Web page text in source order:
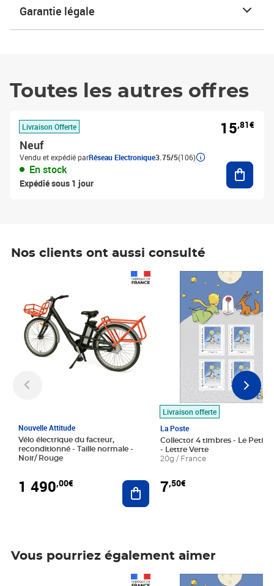
Garantie légale
Toutes les autres offres
Livraison Offerte
Neuf
Vendu et expédié parRéseau Electronique3.75/5(106)
En stock
Expédié sous 1 jour
15,81€
Nos clients ont aussi consulté
Nouvelle Attitude
Vélo électrique du facteur,
reconditionné - Taille normale -
Noir/ Rouge
1 490,00€ Ajouter au panier
Livraison offerte
La Poste
Collector 4 timbres - Le Petit
- Lettre Verte
20g / France
7,50€
Prix 7,50€
Vous pourriez également aimer
Prix 7,50€